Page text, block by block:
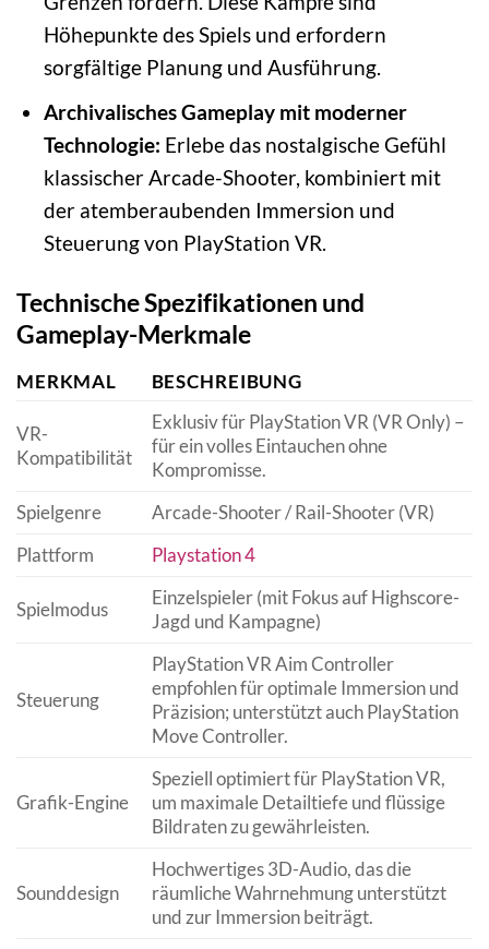
Höhepunkte des Spiels und erfordern
sorgfältige Planung und Ausführung.
Archivalisches Gameplay mit moderner
Technologie: Erlebe das nostalgische Gefühl
klassischer Arcade-Shooter, kombiniert mit
der atemberaubenden Immersion und
Steuerung von PlayStation VR.
Technische Spezifikationen und
Gameplay-Merkmale
MERKMAL BESCHREIBUNG
VR-
Kompatibilität
Exklusiv für PlayStation VR (VR Only) –
für ein volles Eintauchen ohne
Kompromisse.
Spielgenre
Arcade-Shooter / Rail-Shooter (VR)
Plattform
Playstation 4
Spielmodus
Einzelspieler (mit Fokus auf Highscore-
Jagd und Kampagne)
Steuerung
PlayStation VR Aim Controller
empfohlen für optimale Immersion und
Präzision; unterstützt auch PlayStation
Move Controller.
Grafik-Engine
Speziell optimiert für PlayStation VR,
um maximale Detailtiefe und flüssige
Bildraten zu gewährleisten.
Sounddesign
Hochwertiges 3D-Audio, das die
räumliche Wahrnehmung unterstützt
und zur Immersion beiträgt.